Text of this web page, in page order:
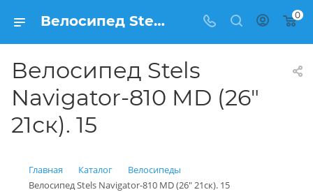
Велосипед Stels Navigator-810 MD (26" 21ск). 15 купить: цена 21 000 рублей в Балашихе | Интернет магазин Вело150 0
Велосипед Stels
Navigator-810 MD (26"
21ск). 15
Главная Каталог
Велосипеды
Велосипед Stels Navigator-810 MD (26" 21ск). 15